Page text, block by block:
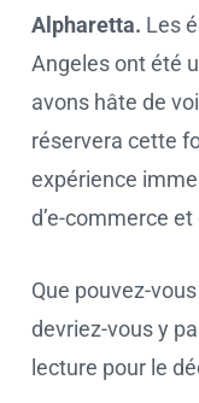
Alpharetta. Les
Angeles ont été
avons hâte de
réservera cette
expérience
d’e-commerce
Que pouvez-
devriez-vous y
lecture pour le